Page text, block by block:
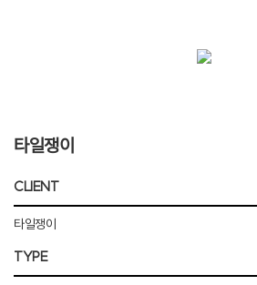
타일쟁이
CLIENT
타일쟁이
TYPE